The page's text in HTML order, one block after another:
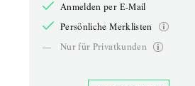
Anmelden per E-Mail
Persönliche Merklisten
—
Nur für Privatkunden